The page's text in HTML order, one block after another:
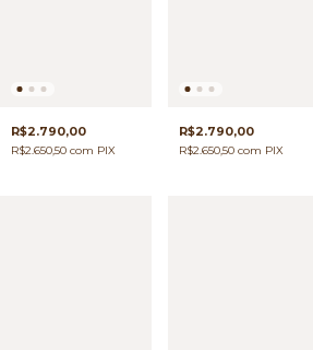
R$2.790,00
R$2.650,50 com PIX
R$2.790,00
R$2.650,50com PIX